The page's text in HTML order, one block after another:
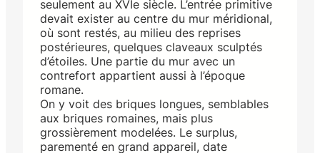
seulement au XVIe siècle. L’entrée primitive
devait exister au centre du mur méridional,
où sont restés, au milieu des reprises
postérieures, quelques claveaux sculptés
d’étoiles. Une partie du mur avec un
contrefort appartient aussi à l’époque
romane.
On y voit des briques longues, semblables
aux briques romaines, mais plus
grossièrement modelées. Le surplus,
parementé en grand appareil, date